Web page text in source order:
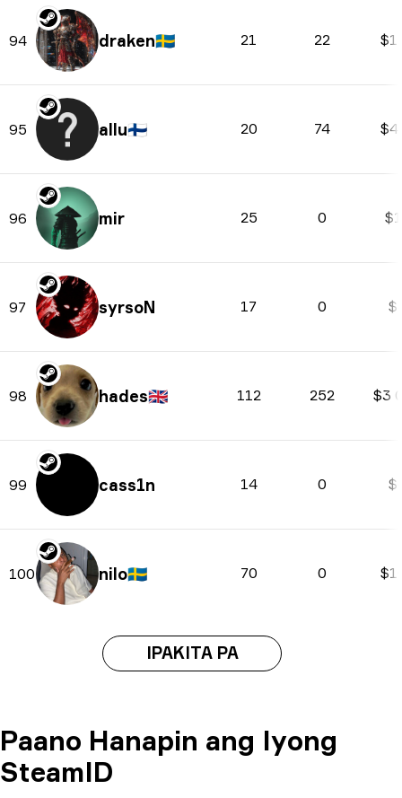
94 draken🇸🇪 21 22
95 allu🇫🇮 20 74
96 mir 25 0
97 syrsoN 17 0
98 hades🇬🇧 112 252 $3
99 cass1n 14 0
100 nilo🇸🇪 70 0
IPAKITA PA
Paano Hanapin ang Iyong
SteamID